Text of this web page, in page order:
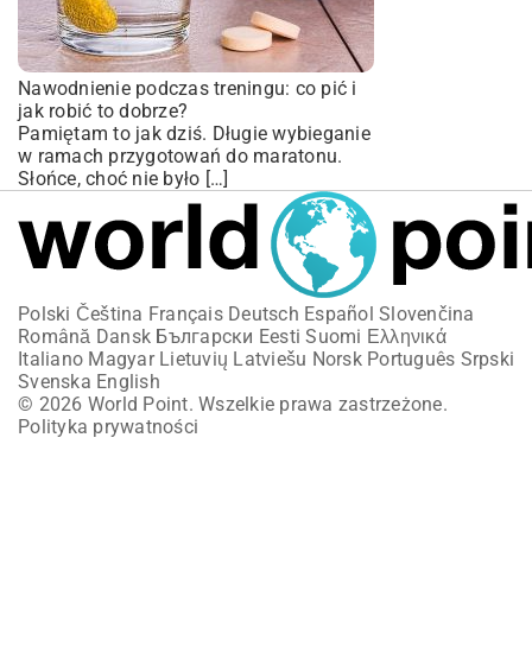
Nawodnienie podczas treningu: co pić i
jak robić to dobrze?
Pamiętam to jak dziś. Długie wybieganie
w ramach przygotowań do maratonu.
Słońce, choć nie było […]
Polski Čeština Français Deutsch Español Slovenčina
Română Dansk Български Eesti Suomi Ελληνικά
Italiano Magyar Lietuvių Latviešu Norsk Português Srpski
Svenska English
© 2026 World Point. Wszelkie prawa zastrzeżone.
Polityka prywatności